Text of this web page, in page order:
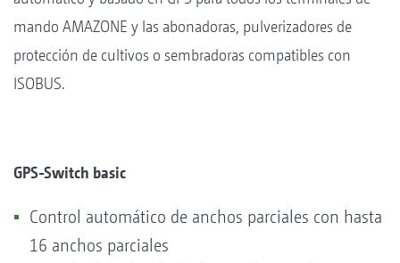
mando AMAZONE y las abonadoras, pulverizadores de
protección de cultivos o sembradoras compatibles con
ISOBUS.
GPS-Switch basic
Control automático de anchos parciales con hasta
16 anchos parciales